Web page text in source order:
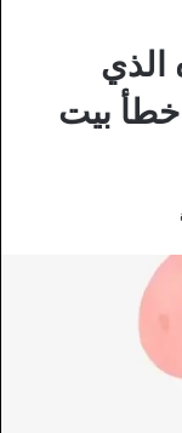
الذي
خطأ بيت